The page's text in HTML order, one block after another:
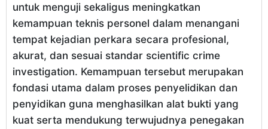
untuk menguji sekaligus meningkatkan
kemampuan teknis personel dalam menangani
tempat kejadian perkara secara profesional,
akurat, dan sesuai standar scientific crime
investigation. Kemampuan tersebut merupakan
fondasi utama dalam proses penyelidikan dan
penyidikan guna menghasilkan alat bukti yang
kuat serta mendukung terwujudnya penegakan